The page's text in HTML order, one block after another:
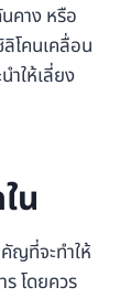
คาง หรือ
โคนเคลื่อน
ำให้เลี่ยง
น
ญที่จะทำให้
โดยควร